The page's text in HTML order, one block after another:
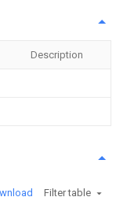
Description
Filter table